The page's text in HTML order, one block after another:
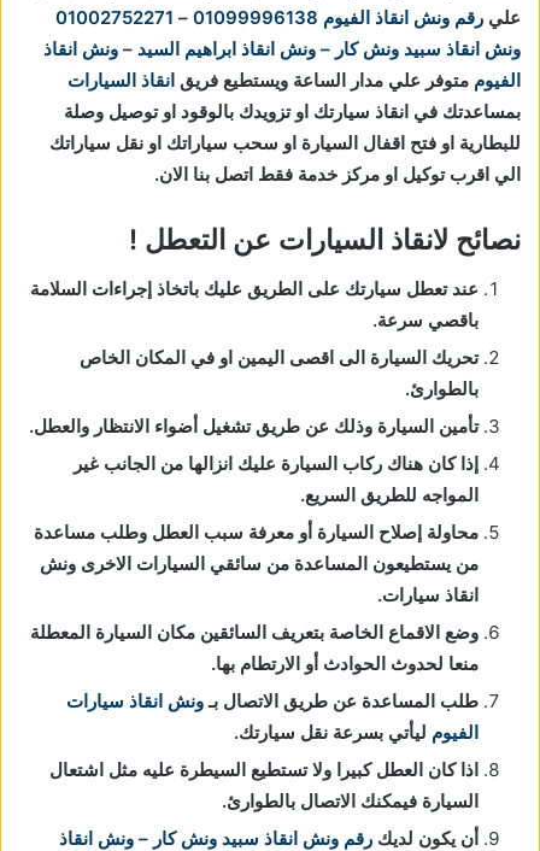
علي رقم ونش انقاذ الفيوم 01099996138
–
01002752271
ونش انقاذ سبيد ونش كار – ونش انقاذ ابراهيم السيد – ونش انقاذ
الفيوم متوفر علي مدار الساعة ويستطيع فريق انقاذ السيارات
بمساعدتك في انقاذ سيارتك او تزويدك بالوقود او توصيل وصلة
للبطارية او فتح اقفال السيارة او سحب سياراتك او نقل سياراتك
الي اقرب توكيل او مركز خدمة فقط اتصل بنا الان.
نصائح لانقاذ السيارات عن التعطل !
عند تعطل سيارتك على الطريق عليك باتخاذ إجراءات السلامة
باقصي سرعة.
تحريك السيارة الى اقصى اليمين او في المكان الخاص
بالطوارئ.
تأمين السيارة وذلك عن طريق تشغيل أضواء الانتظار والعطل.
إذا كان هناك ركاب السيارة عليك انزالها من الجانب غير
المواجه للطريق السريع.
محاولة إصلاح السيارة أو معرفة سبب العطل وطلب مساعدة
من يستطيعون المساعدة من سائقي السيارات الاخرى ونش
انقاذ سيارات.
وضع الاقماع الخاصة بتعريف السائقين مكان السيارة المعطلة
منعا لحدوث الحوادث أو الارتطام بها.
طلب المساعدة عن طريق الاتصال بـونش انقاذ سيارات
الفيوم ليأتي بسرعة نقل سيارتك.
اذا كان العطل كبيرا ولا تستطيع السيطرة عليه مثل اشتعال
السيارة فيمكنك الاتصال بالطوارئ.
أن يكون لديك رقم ونش انقاذ سبيد ونش كار – ونش انقاذ